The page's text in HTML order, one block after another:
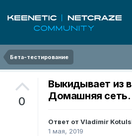
Бета-тестирование
0
Выкидывает из
Домашняя сеть.
Ответ от Vladimir
1 мая, 2019